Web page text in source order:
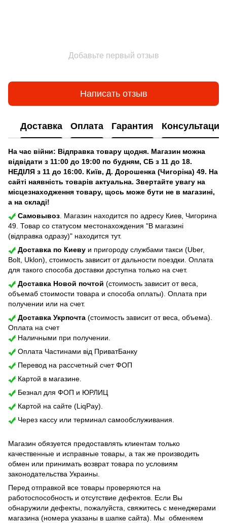
Добавьте первый отзыв
Написать отзыв
Доставка Оплата Гарантия Консультация
На час війни: Відправка товару щодня. Магазин можна
відвідати з 11:00 до 19:00 по будням, СБ з 11 до 18.
НЕДІЛЯ з 11 до 16:00. Київ, Д. Дорошенка (Чигоріна) 49. На
сайті наявність товарів актуальна. Звертайте увагу на
місцезнаходження товару, щось може бути не в магазині,
а на складі!
Самовывоз . Магазин находится по адресу Киев, Чигорина
49. Товар со статусом местонахождения "В магазині
(відправка одразу)" находится тут.
Доставка по Киеву и пригороду службами такси (Uber,
Bolt, Uklon), стоимость зависит от дальности поездки. Оплата
для такого способа доставки доступна только на счет.
Доставка Новой почтой (стоимость зависит от веса,
объемаб стоимости товара и способа оплаты). Оплата при
получении или на счет.
Доставка Укрпочта (стоимость зависит от веса, объема).
Оплата на счет
Наличными при получении.
Оплата Частинами від ПриватБанку
Перевод на рассчетный счет ФОП
Картой в магазине.
Безнал для ФОП и ЮРЛИЦ
Картой на сайте (LiqPay).
Через кассу или терминал самообслуживания.
Магазин обязуется предоставлять клиентам только
качественные и исправные товары, а так же производить
обмен или принимать возврат товара по условиям
законодательства Украины.
Перед отправкой все товары проверяются на
работоспособность и отсутствие дефектов. Если Вы
обнаружили дефекты, пожалуйста, свяжитесь с менеджерами
магазина (номера указаны в шапке сайта). Мы обменяем